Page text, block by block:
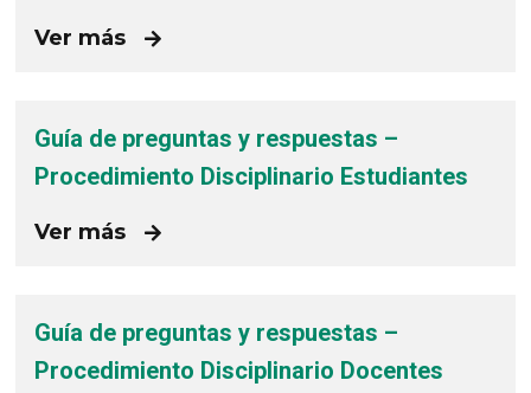
Ver más
Guía de preguntas y respuestas –
Procedimiento Disciplinario Estudiantes
Ver más
Guía de preguntas y respuestas –
Procedimiento Disciplinario Docentes